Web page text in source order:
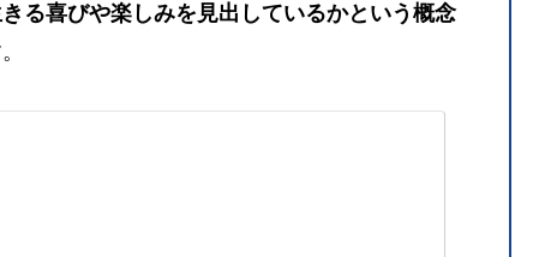
る喜びや楽しみを見出しているかという概念